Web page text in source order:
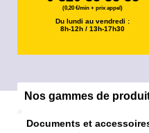
(0,20 €/min + prix appel)
Du lundi au vendredi :
8h-12h / 13h-17h30
Nos gammes de
Documents et